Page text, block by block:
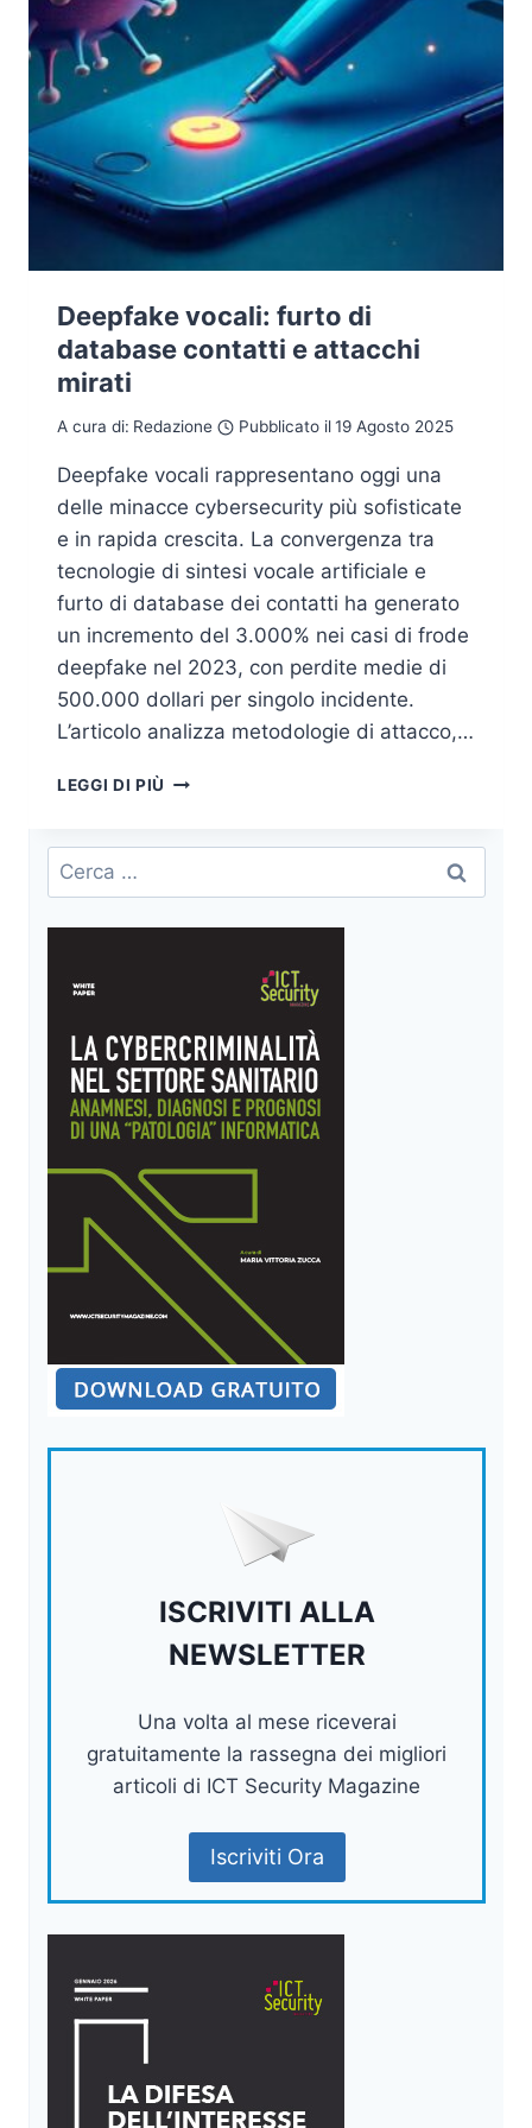
Deepfake vocali: furto di
database contatti e attacchi
mirati
A cura di: Redazione Pubblicato il19 Agosto 2025
Deepfake vocali rappresentano oggi una
delle minacce cybersecurity più sofisticate
e in rapida crescita. La convergenza tra
tecnologie di sintesi vocale artificiale e
furto di database dei contatti ha generato
un incremento del 3.000% nei casi di frode
deepfake nel 2023, con perdite medie di
500.000 dollari per singolo incidente.
L’articolo analizza metodologie di attacco,…
LEGGI DI PIÙ DEEPFAKE
DI
CONTATTI
E
Ricerca
per:
ISCRIVITI ALLA
NEWSLETTER
Una volta al mese riceverai
gratuitamente la rassegna dei migliori
articoli di ICT Security Magazine
Iscriviti Ora